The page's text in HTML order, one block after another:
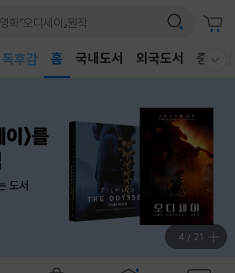
독후감
홈 국내도서 외국도서 중고샵
5 / 21